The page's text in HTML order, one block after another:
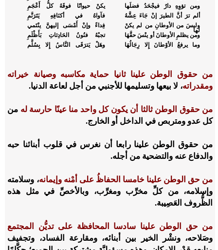
ومن تؤوِهِ دارٌ فيجْحَدُ فضلَها
يكنْ حيوانًا فوقَهُ كلُّ أَعْجَمِ
ألم ترَ أنَّ الطيرَ إنْ جَاءَ عِشَّهُ
فآواهُ في أكنَافِهِ يَتَرَنَّمِ
وليسَ من الأوطانِ من لم يكنْ
لها
فِداءً وإنْ أَمْسَى إليهنَّ ينْتَمي
ومن يظلمِ الأوطانَ أو ينْسَ حقَّهَا
تجبْهُ فنُونُ الحَادِثاتِ بَأَظْلَمِ
وما يرفعُ الأوْطانَ إِلا رِجَالُهَا
وهَلْ يَترَقَى النَّاسُ إِلا بِسُلَّم
من حقوق الوطن علينا ثانيا حماية مكاسبه وصيانة خيراته
ومقدراته، لا بيعها وتسليمها للأجنبي من أجل لعاعة الدنيا.
من حقوق الوطن ثالثا أن يكون كل واحد منا عينًا حارسة له من
كل عدو ومتربص في الداخل أو الخارج.
من حقوق الوطن علينا رابعا أن نغرس في قلوب أبنائنا حبه
والدفاع عنه والتضحية من أجله.
من حق الوطن علينا خامسا الحفاظُ على أمْنه وإيمانه، وسلامته
وإسلامه، من كلِّ مخرِّب ومغرِّب، وبالأخصِّ في مثل هذه
الظُّروف العَصِيبة.
من حق الوطن علينا سادسا المحافظة على تديُّن المجتمع
وصَلاحه، ونشْر الخير بين أبنائه، ومقارعة الفساد، وتجفيف